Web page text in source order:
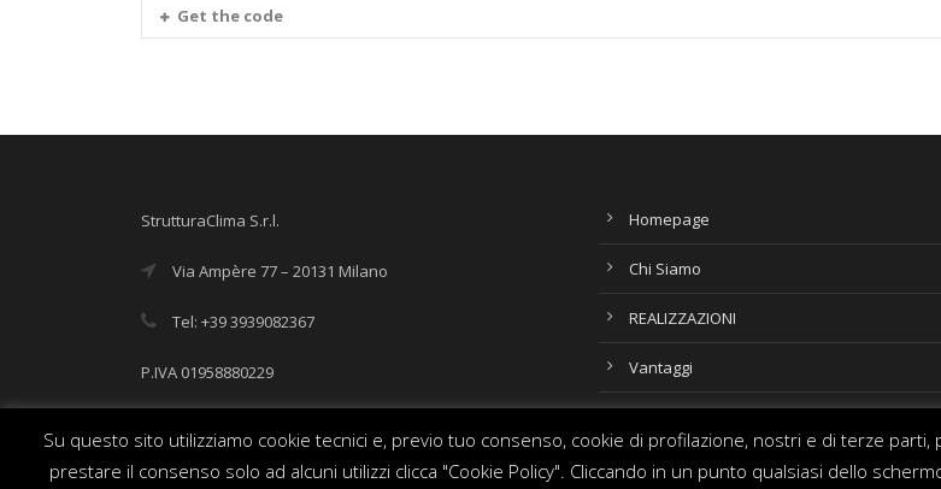
Get the code
StrutturaClima S.r.l.
Via Ampère 77 – 20131 Milano
Tel: +39 3939082367
P.IVA 01958880229
Homepage
Chi Siamo
REALIZZAZIONI
Vantaggi
Su questo sito utilizziamo cookie tecnici e, previo tuo consenso, cookie di profilazione, nostri e di terze
prestare il consenso solo ad alcuni utilizzi clicca "Cookie Policy". Cliccando in un punto qualsiasi dello